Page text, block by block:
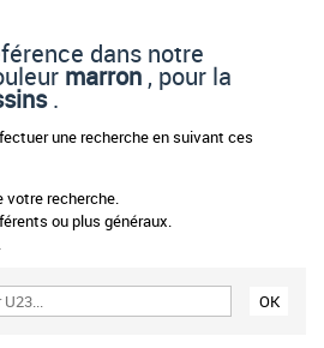
dans notre
marron , pour la
.
une recherche en suivant ces
votre recherche.
ou plus généraux.